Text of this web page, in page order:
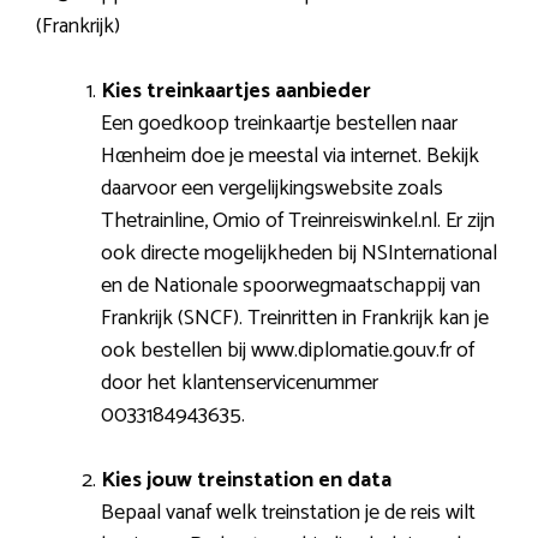
(Frankrijk)
Kies treinkaartjes aanbieder
Een goedkoop treinkaartje bestellen naar
Hœnheim doe je meestal via internet. Bekijk
daarvoor een vergelijkingswebsite zoals
Thetrainline, Omio of Treinreiswinkel.nl. Er zijn
ook directe mogelijkheden bij NSInternational
en de Nationale spoorwegmaatschappij van
Frankrijk (SNCF). Treinritten in Frankrijk kan je
ook bestellen bij www.diplomatie.gouv.fr of
door het klantenservicenummer
0033184943635.
Kies jouw treinstation en data
Bepaal vanaf welk treinstation je de reis wilt